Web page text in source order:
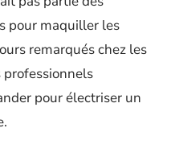
pour maquiller les
remarqués chez les
pour électriser un